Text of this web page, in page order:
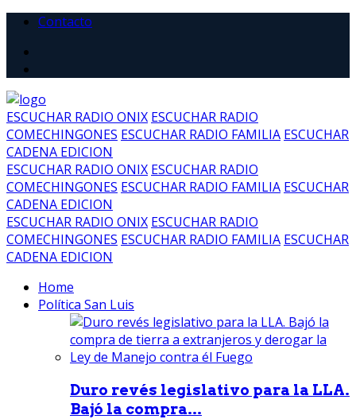
Contacto
ESCUCHAR RADIO ONIX ESCUCHAR RADIO
COMECHINGONES ESCUCHAR RADIO FAMILIA ESCUCHAR
CADENA EDICION
ESCUCHAR RADIO ONIX ESCUCHAR RADIO
COMECHINGONES ESCUCHAR RADIO FAMILIA ESCUCHAR
CADENA EDICION
ESCUCHAR RADIO ONIX ESCUCHAR RADIO
COMECHINGONES ESCUCHAR RADIO FAMILIA ESCUCHAR
CADENA EDICION
Home
Política San Luis
Duro revés legislativo para la LLA.
Bajó la compra...